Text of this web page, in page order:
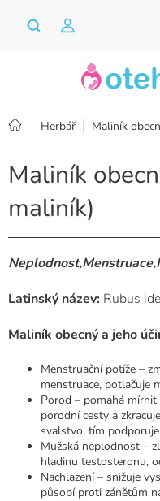
DomůHerbář Maliník
Maliník
maliník)
Latinský název: Rubus
Maliník obecný a jeho
Menstruační potíže –
menstruace, potlačuje
Porod – pomáhá
porodní cesty a
svalstvo, tím
Mužská neplodnost –
hladinu testosteronu,
Nachlazení – snižuje
působí proti zánětům